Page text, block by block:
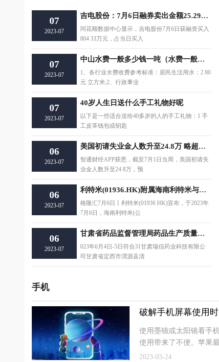
07
2023-07
吉电股份：7月6日融券卖出金额25.29万元，占当日流出金额的0.39%
同花顺数据中心显示，吉电股份7月6日获融资买入
804 33万元，占当日买入
07
2023-07
中山水费一般多少钱一吨（水费一般多少钱一吨）
1、各行业水费收费参考标准：居民生活用水：2 80
元 立方米;2、行政事业
07
2023-07
40岁人生日送什么手工礼物好呢
以下是一些适合送给40多岁的人的手工礼物：1 手
工皮革钱包或钥匙
06
2023-07
美国初请失业金人数升至24.8万 略超预期
智通财经APP获悉，截至7月1日当周，美国初请失
业金人数升至24 8万，预
06
2023-07
利特米(01936.HK)附属海南利特米与西安宙晨订立合作协议 将投资于文昌市东郊镇码头村
格隆汇7月6日丨利特米(01936 HK)宣布，于2023年
7月6日，海南利特米(公
06
2023-07
甘肃省药品监督管理局药品生产质量管理规范符合性检查结果公告（2023年第41号）
023年6月4日-5日符合31甘肃瑞信药业科技有限公
司甘肃省定西市渭源县清
手机
破解手机屏幕使用
使用墨镜或太阳镜看手
使用带来了不便。苹果
2023-03-24